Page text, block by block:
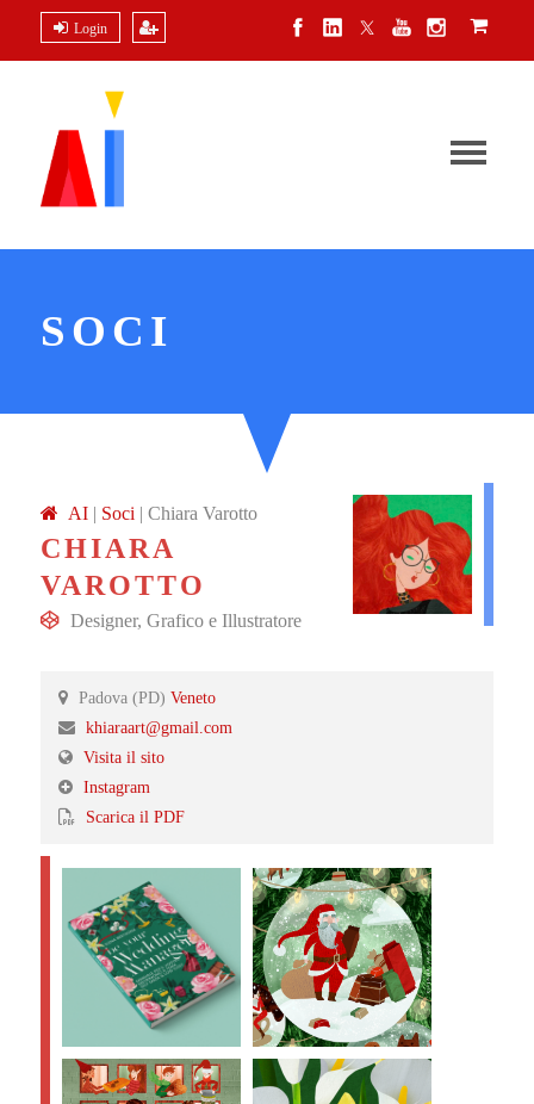
Login
SOCI
AI | Soci | Chiara Varotto
CHIARA
VAROTTO
Designer, Grafico e Illustratore
Padova (PD) Veneto
khiaraart@gmail.com
Visita il sito
Instagram
Scarica il PDF